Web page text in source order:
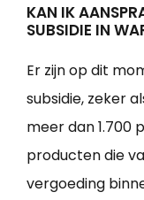
KAN IK
SUBSIDIE IN
Er zijn op dit
subsidie, zeker
meer dan
producten die
vergoeding